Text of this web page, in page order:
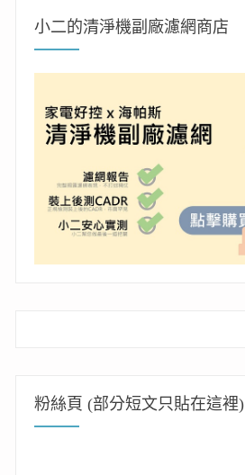
小二的清淨機副廠濾網商店
粉絲頁 (部分短文只貼在這裡)